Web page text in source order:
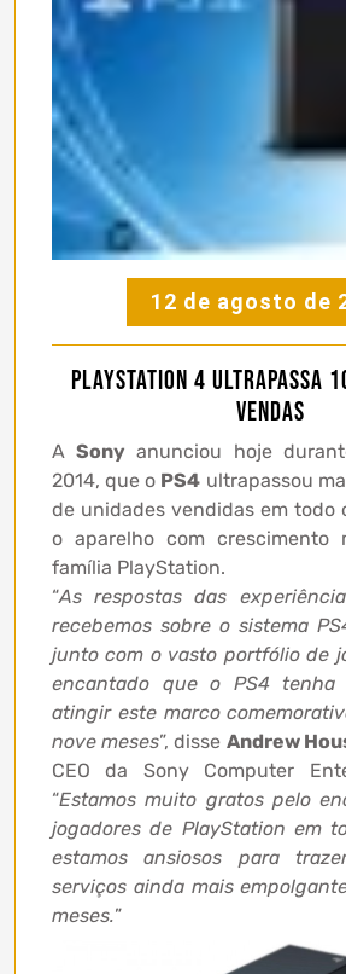
12 de agosto de
PlayStation 4 ultrapassa
vendas
ASony anunciou hoje
2014, que o PS4 ultrapassou
de unidades vendidas em todo
o aparelho com crescimento
família PlayStation.
“As respostas das
recebemos sobre o sistema
junto com o vasto portfólio de
encantado que o PS4
atingir este marco
nove meses”, disse Andrew
CEO da Sony Computer
“Estamos muito gratos pelo
jogadores de PlayStation em
estamos ansiosos para
serviços ainda mais
meses.”